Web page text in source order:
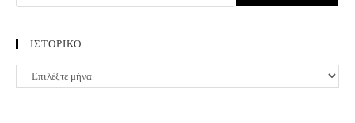
ΙΣΤΟΡΙΚΟ
ΙΣΤΟΡΙΚΟ